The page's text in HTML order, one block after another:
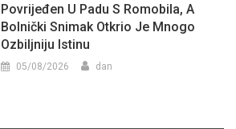
Povrijeđen U Padu S Romobila, A
Bolnički Snimak Otkrio Je Mnogo
Ozbiljniju Istinu
05/08/2026 dan